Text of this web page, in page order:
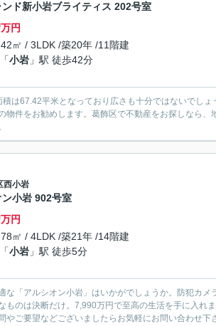
ド新小岩ブライティス 202号室
万円
㎡ / 3LDK /築20年 /11階建
「小岩 」駅 徒歩42分
は67.42平米となっており広さも十分ではないでし
物件をお勧めします。葛飾区で不動産をお探しなら
西小岩
ン小岩 902号室
万円
㎡ / 4LDK /築21年 /14階建
「小岩 」駅 徒歩5分
「アルシオン小岩」はいかがでしょうか。防犯カメ
ものは決断だけ。7,990万円で至高の生活を手に入れ
ご要望などございましたらお気軽にお問い合わせ下